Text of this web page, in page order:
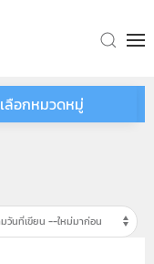
เลือกหมวดหมู่